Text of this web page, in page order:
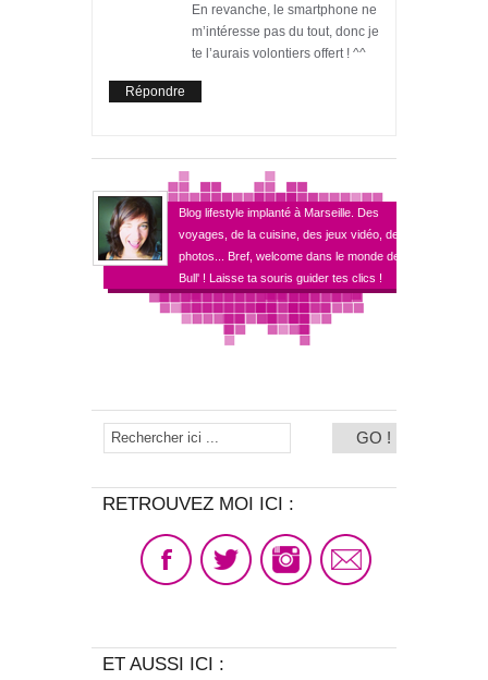
En revanche, le smartphone ne
m’intéresse pas du tout, donc je
te l’aurais volontiers offert ! ^^
Répondre
Blog lifestyle implanté à Marseille. Des
voyages, de la cuisine, des jeux vidéo, des
photos... Bref, welcome dans le monde de
Bull' ! Laisse ta souris guider tes clics !
RETROUVEZ MOI ICI :
ET AUSSI ICI :